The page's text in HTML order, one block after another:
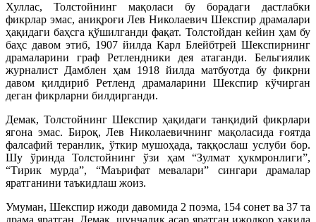
Хуллас, Толстойнинг мақоласи бу борадаги дастлабки
фикрлар эмас, аниқроғи Лев Николаевич Шекспир драмалари
ҳақидаги баҳсга қўшилганди фақат. Толстойдан кейин ҳам бу
баҳс давом этиб, 1907 йилда Карл Блейбтрей Шекспирнинг
драмаларини граф Ретлендники дея атаганди. Бельгиялик
журналист Дамблен ҳам 1918 йилда матбуотда бу фикрни
давом қилдириб Ретленд драмаларини Шекспир кўчирган
деган фикрларни билдирганди.
Демак, Толстойнинг Шекспир ҳақидаги танқидий фикрлари
ягона эмас. Бироқ, Лев Николаевичнинг мақоласида ғоятда
фалсафий теранлик, ўткир мушоҳада, таққослаш услуби бор.
Шу ўринда Толстойнинг ўзи ҳам “Зулмат ҳукмронлиги”,
“Тирик мурда”, “Маърифат мевалари” сингари драмалар
яратганини таъкидлаш жоиз.
Умуман, Шекспир ижоди давомида 2 поэма, 154 сонет ва 37 та
драма яратган. Демак, шунчалик асар яратган ижодкор ҳақида